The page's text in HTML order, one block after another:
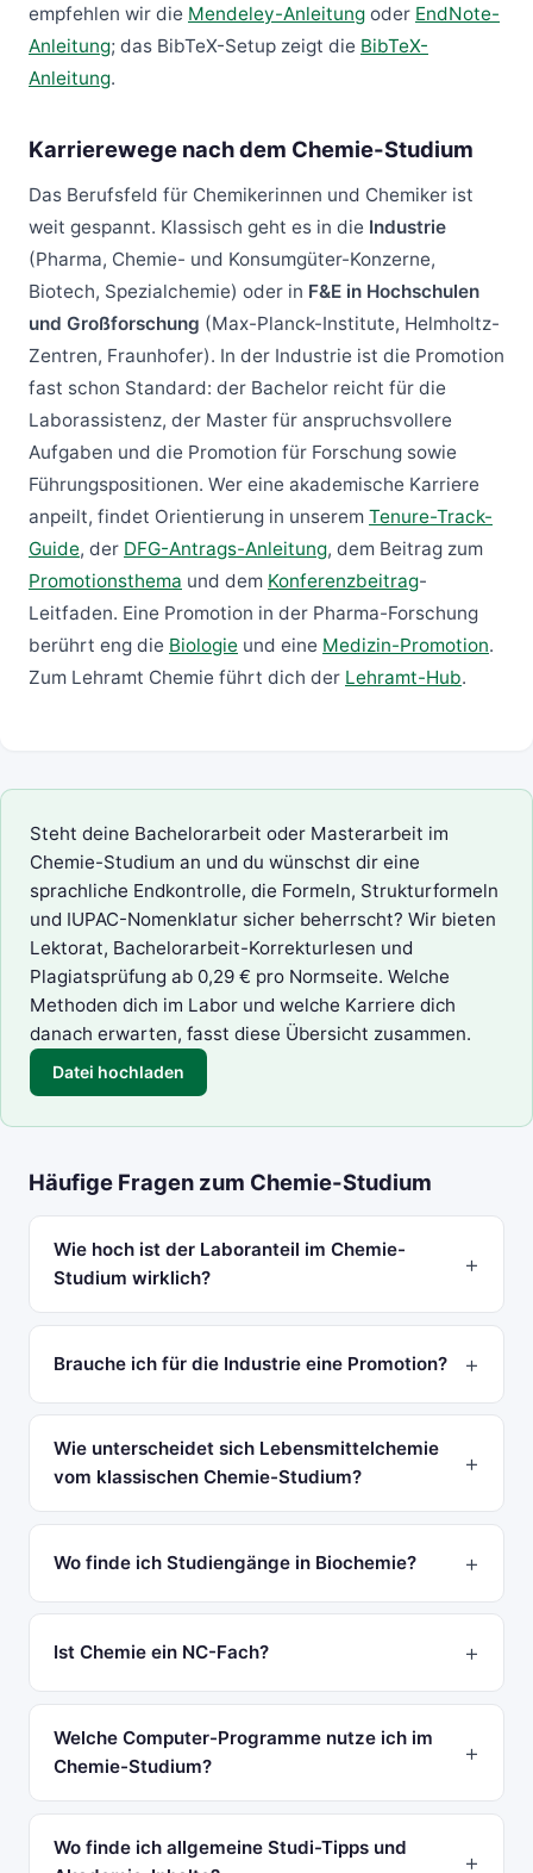
empfehlen wir die Mendeley-Anleitung oder EndNote-
Anleitung; das BibTeX-Setup zeigt die BibTeX-
Anleitung.
Karrierewege nach dem Chemie-Studium
Das Berufsfeld für Chemikerinnen und Chemiker ist
weit gespannt. Klassisch geht es in die Industrie
(Pharma, Chemie- und Konsumgüter-Konzerne,
Biotech, Spezialchemie) oder in F&E in Hochschulen
und Großforschung (Max-Planck-Institute, Helmholtz-
Zentren, Fraunhofer). In der Industrie ist die Promotion
fast schon Standard: der Bachelor reicht für die
Laborassistenz, der Master für anspruchsvollere
Aufgaben und die Promotion für Forschung sowie
Führungspositionen. Wer eine akademische Karriere
anpeilt, findet Orientierung in unserem Tenure-Track-
Guide, der DFG-Antrags-Anleitung, dem Beitrag zum
Promotionsthema und dem Konferenzbeitrag-
Leitfaden. Eine Promotion in der Pharma-Forschung
berührt eng die Biologie und eine Medizin-Promotion.
Zum Lehramt Chemie führt dich der Lehramt-Hub.
Steht deine Bachelorarbeit oder Masterarbeit im
Chemie-Studium an und du wünschst dir eine
sprachliche Endkontrolle, die Formeln, Strukturformeln
und IUPAC-Nomenklatur sicher beherrscht? Wir bieten
Lektorat, Bachelorarbeit-Korrekturlesen und
Plagiatsprüfung ab 0,29 € pro Normseite. Welche
Methoden dich im Labor und welche Karriere dich
danach erwarten, fasst diese Übersicht zusammen.
Datei hochladen
Häufige Fragen zum Chemie-Studium
Wie hoch ist der Laboranteil im Chemie-
Studium wirklich?
Brauche ich für die Industrie eine Promotion?
Wie unterscheidet sich Lebensmittelchemie
vom klassischen Chemie-Studium?
Wo finde ich Studiengänge in Biochemie?
Ist Chemie ein NC-Fach?
Welche Computer-Programme nutze ich im
Chemie-Studium?
Wo finde ich allgemeine Studi-Tipps und